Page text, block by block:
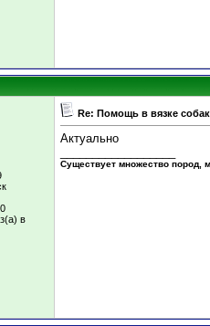
в
Re: Помощь в вязке
Актуально
Существует множество пород,